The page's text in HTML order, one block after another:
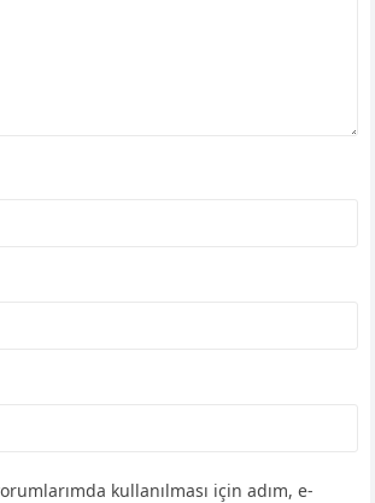
kullanılması için adım, e-